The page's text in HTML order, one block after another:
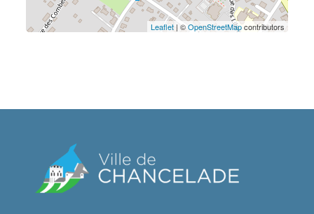
Leaflet | ©OpenStreetMapcontributors